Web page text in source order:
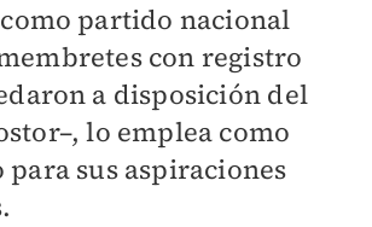
partido nacional
con registro
a disposición del
lo emplea como
sus aspiraciones